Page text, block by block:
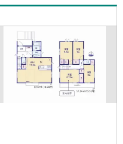
ンからお問い合わせください。
ださい。
きません。有効期限は付与日か
ーーーーーーー
、実際の適用金利は融資実行時
返済額と異なる場合がありま
ーーーーーー